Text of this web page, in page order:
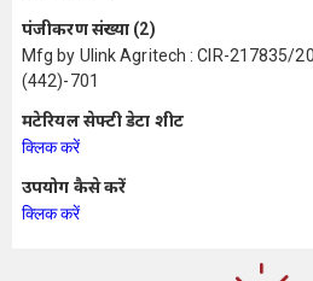
पंजीकरण संख्या (2)
Mfg by Ulink Agritech : CIR-217835/
(442)-701
मटेरियल सेफ्टी डेटा शीट
क्लिक करें
उपयोग कैसे करें
क्लिक करें